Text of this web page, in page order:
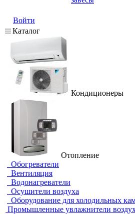
Войти
Каталог
Кондиционеры
Отопление
Обогреватели
Вентиляция
Водонагреватели
Осушители воздуха
Оборудование для холодильных
Промышленные увлажнители